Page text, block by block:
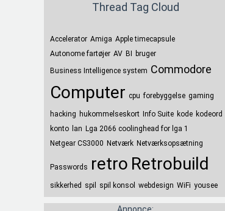
Thread Tag Cloud
Accelerator Amiga Apple timecapsule
Autonome fartøjer AV BI
bruger
Business Intelligence system Commodore
Computer cpu forebyggelse gaming
hacking hukommelseskort Info Suite kode kodeord
konto
lan Lga 2066 coolinghead for lga 1
Netgear CS3000 Netværk Netværksopsætning
Passwords retro Retrobuild
sikkerhed spil spil konsol webdesign WiFi yousee